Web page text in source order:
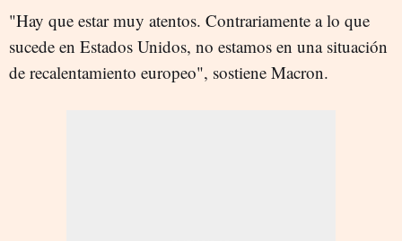
"Hay que estar muy atentos. Contrariamente a lo que
sucede en Estados Unidos, no estamos en una situación
de recalentamiento europeo", sostiene Macron.